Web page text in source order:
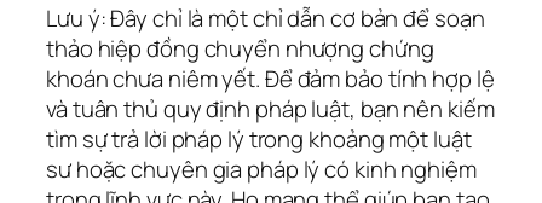
Lưu ý: Đây chỉ là một chỉ dẫn cơ bản để soạn
thảo hiệp đồng chuyển nhượng chứng
khoán chưa niêm yết. Để đảm bảo tính hợp lệ
và tuân thủ quy định pháp luật, bạn nên kiếm
tìm sự trả lời pháp lý trong khoảng một luật
sư hoặc chuyên gia pháp lý có kinh nghiệm